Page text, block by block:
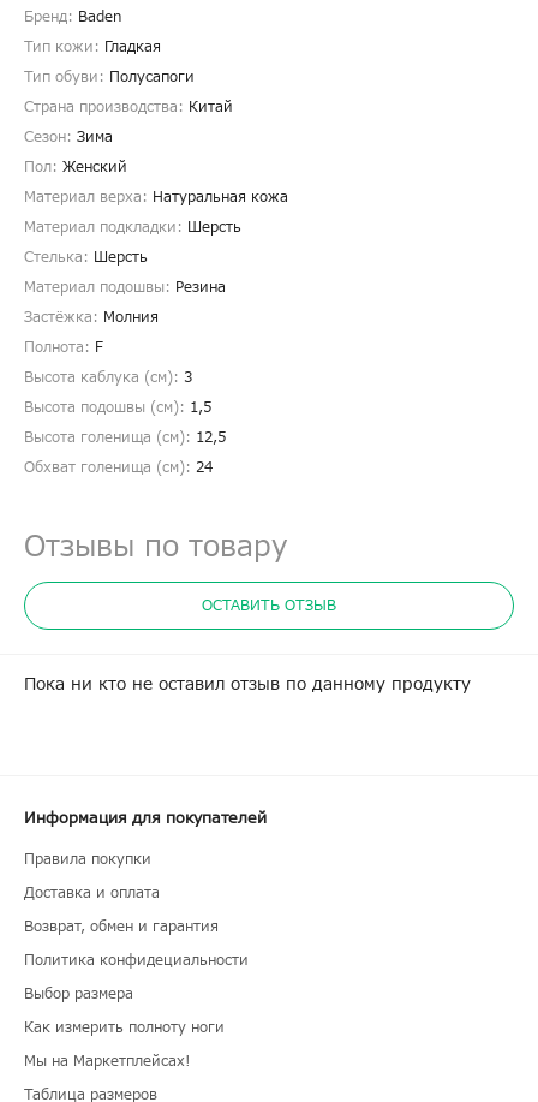
Бренд: Baden
Тип кожи: Гладкая
Тип обуви: Полусапоги
Страна производства: Китай
Сезон: Зима
Пол: Женский
Материал верха: Натуральная кожа
Материал подкладки: Шерсть
Стелька: Шерсть
Материал подошвы: Резина
Застёжка: Молния
Полнота: F
Высота каблука (см): 3
Высота подошвы (см): 1,5
Высота голенища (cм): 12,5
Обхват голенища (cм): 24
Отзывы по товару
ОСТАВИТЬ ОТЗЫВ
Пока ни кто не оставил отзыв по данному продукту
Информация для покупателей
Правила покупки
Доставка и оплата
Возврат, обмен и гарантия
Политика конфидециальности
Выбор размера
Как измерить полноту ноги
Мы на Маркетплейсах!
Таблица размеров